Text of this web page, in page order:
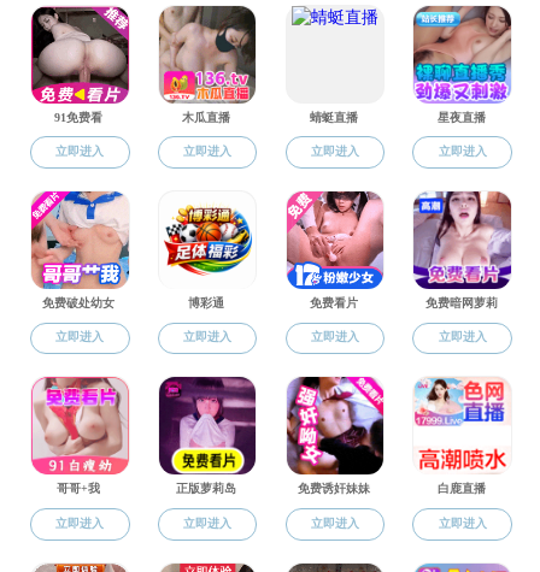
捆绑调教 / 优质课程
国家级课程建设
上海市课程建设
校级课程建设